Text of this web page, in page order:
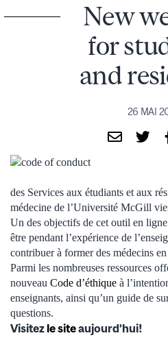
New
for
and
26 MAI
des Services aux étudiants et aux
médecine de l’Université McGill
Un des objectifs de cet outil en
être pendant l’expérience de
contribuer à former des médecins
Parmi les nombreuses ressources
nouveau Code d’éthique à
enseignants, ainsi qu’un guide de
questions.
Visitez le siteaujourd’hui!